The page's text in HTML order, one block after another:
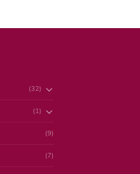
(32)
(1)
(9)
(7)